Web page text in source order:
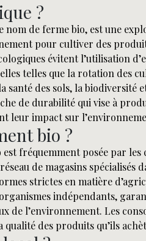
?
nom de ferme bio, est une
pour cultiver des
évitent l’utilisation
telles que la rotation des
des sols, la biodiversité
de durabilité qui vise à
leur impact sur
bio ?
fréquemment posée par les
de magasins
strictes en matière
indépendants,
de l’environnement. Les
des produits qu’ils